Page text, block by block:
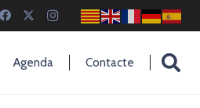
Agenda Contacte